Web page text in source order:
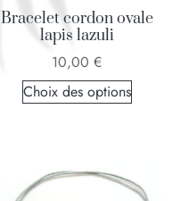
Bracelet cordon ovale
lapis lazuli
10,00 €
Choix des options